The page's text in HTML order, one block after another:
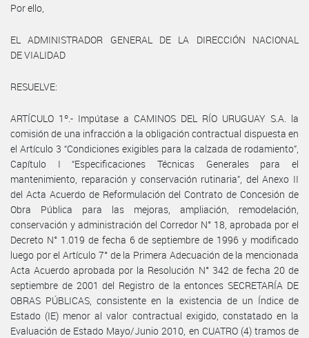
Por ello,
EL ADMINISTRADOR GENERAL DE LA DIRECCIÓN NACIONAL
DE VIALIDAD
RESUELVE:
ARTÍCULO 1º.- Impútase a CAMINOS DEL RÍO URUGUAY S.A. la
comisión de una infracción a la obligación contractual dispuesta en
el Artículo 3 “Condiciones exigibles para la calzada de rodamiento”,
Capítulo I “Especificaciones Técnicas Generales para el
mantenimiento, reparación y conservación rutinaria”, del Anexo II
del Acta Acuerdo de Reformulación del Contrato de Concesión de
Obra Pública para las mejoras, ampliación, remodelación,
conservación y administración del Corredor N° 18, aprobada por el
Decreto N° 1.019 de fecha 6 de septiembre de 1996 y modificado
luego por el Artículo 7° de la Primera Adecuación de la mencionada
Acta Acuerdo aprobada por la Resolución N° 342 de fecha 20 de
septiembre de 2001 del Registro de la entonces SECRETARÍA DE
OBRAS PÚBLICAS, consistente en la existencia de un Índice de
Estado (IE) menor al valor contractual exigido, constatado en la
Evaluación de Estado Mayo/Junio 2010, en CUATRO (4) tramos de